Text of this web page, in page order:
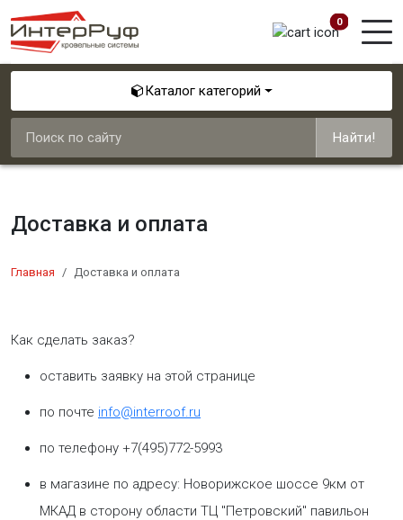
0
Каталог категорий
Найти!
Доставка и оплата
Главная Доставка и оплата
Как сделать заказ?
оставить заявку на этой странице
по почте info@interroof.ru
по телефону +7(495)772-5993
в магазине по адресу: Новорижское шоссе 9км от
МКАД в сторону области ТЦ "Петровский" павильон